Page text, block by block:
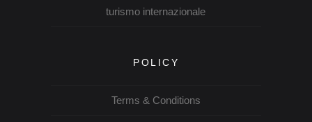
turismo internazionale
POLICY
Terms & Conditions